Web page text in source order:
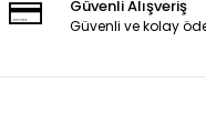
Güvenli Alışveriş
Güvenli ve kolay